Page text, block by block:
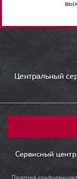
Центральный
Сервисный
Политика